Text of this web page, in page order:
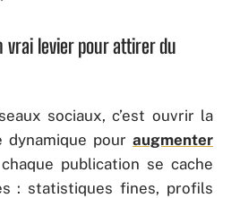
vrai levier pour attirer du
sociaux, c’est ouvrir la
pour augmenter
publication se cache
: statistiques fines, profils